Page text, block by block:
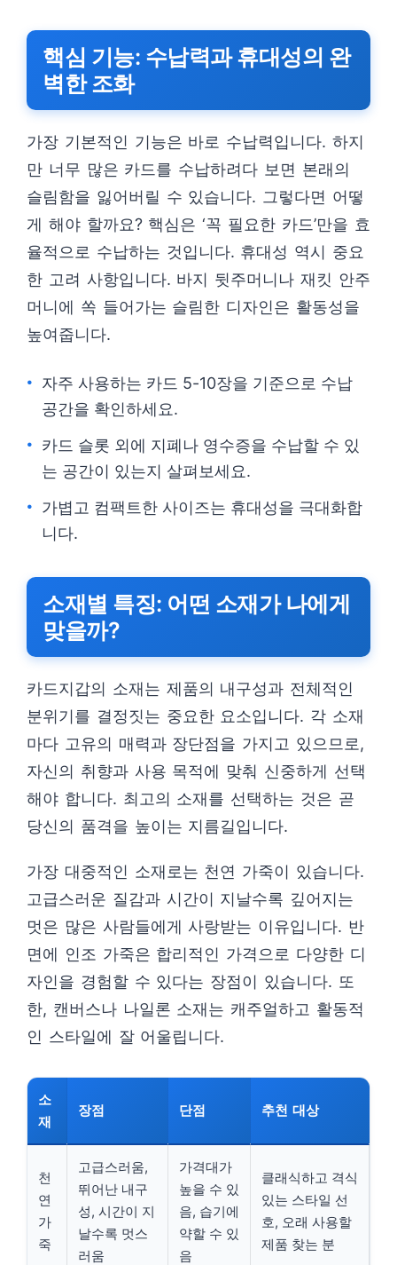
핵심 기능: 수납력과 휴대성의 완
벽한 조화
가장 기본적인 기능은 바로 수납력입니다. 하지
만 너무 많은 카드를 수납하려다 보면 본래의
슬림함을 잃어버릴 수 있습니다. 그렇다면 어떻
게 해야 할까요? 핵심은 ‘꼭 필요한 카드’만을 효
율적으로 수납하는 것입니다. 휴대성 역시 중요
한 고려 사항입니다. 바지 뒷주머니나 재킷 안주
머니에 쏙 들어가는 슬림한 디자인은 활동성을
높여줍니다.
자주 사용하는 카드 5-10장을 기준으로 수납
공간을 확인하세요.
카드 슬롯 외에 지폐나 영수증을 수납할 수 있
는 공간이 있는지 살펴보세요.
가볍고 컴팩트한 사이즈는 휴대성을 극대화합
니다.
소재별 특징: 어떤 소재가 나에게
맞을까?
카드지갑의 소재는 제품의 내구성과 전체적인
분위기를 결정짓는 중요한 요소입니다. 각 소재
마다 고유의 매력과 장단점을 가지고 있으므로,
자신의 취향과 사용 목적에 맞춰 신중하게 선택
해야 합니다. 최고의 소재를 선택하는 것은 곧
당신의 품격을 높이는 지름길입니다.
가장 대중적인 소재로는 천연 가죽이 있습니다.
고급스러운 질감과 시간이 지날수록 깊어지는
멋은 많은 사람들에게 사랑받는 이유입니다. 반
면에 인조 가죽은 합리적인 가격으로 다양한 디
자인을 경험할 수 있다는 장점이 있습니다. 또
한, 캔버스나 나일론 소재는 캐주얼하고 활동적
인 스타일에 잘 어울립니다.
소
재
장점 단점 추천 대상
천
연
가
죽
고급스러움,
뛰어난 내구
성, 시간이 지
날수록 멋스
러움
가격대가
높을 수 있
음, 습기에
약할 수 있
음
클래식하고 격식
있는 스타일 선
호, 오래 사용할
제품 찾는 분